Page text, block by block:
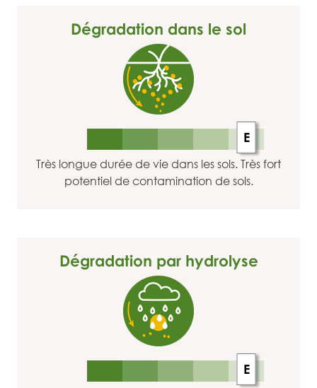
Dégradation dans le sol
E
Très longue durée de vie dans les sols. Très fort
potentiel de contamination de sols.
Dégradation par hydrolyse
E